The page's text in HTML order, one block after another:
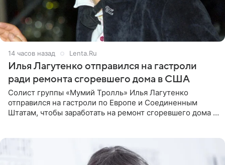
14 часов назад Lenta.Ru
Илья Лагутенко отправился на гастроли
ради ремонта сгоревшего дома в США
Солист группы «Мумий Тролль» Илья Лагутенко
отправился на гастроли по Европе и Соединенным
Штатам, чтобы заработать на ремонт сгоревшего дома в